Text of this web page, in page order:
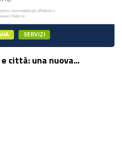
SERVIZI
una nuova...